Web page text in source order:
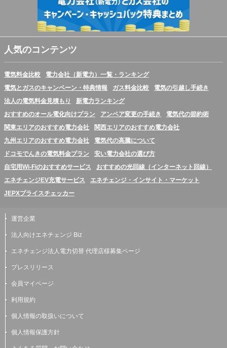
人気のコンテンツ
電気料金比較
電力会社（新電力）一覧・ランキング
電気とガスのキャンペーン・特典情報
ガス料金比較
電気の引越し手続き
法人の電気料金見積もり
新電力ランキング
おすすめのオール電化向けプラン
アンペア変更の手続き
電気代の節約術
関東エリアのおすすめ電力会社
関西エリアのおすすめ電力会社
九州エリアのおすすめ電力会社
電気代の高騰について
ドコモでんきの電気料金プラン
安い電力会社の選び方
自宅用Wi-Fiのおすすめサービス
おすすめの光回線（インターネット回線）
エネチェンジEV充電サービス
エネチェンジ・インサイト・マーケット
JEPXプライスチェッカー
運営企業
法人向けエネチェンジ Biz
エネチェンジ法人電力切替 代理店様募集ページ
プレスリリース
会員マイページ
利用規約
個人情報の取扱いについて
個人情報保護方針